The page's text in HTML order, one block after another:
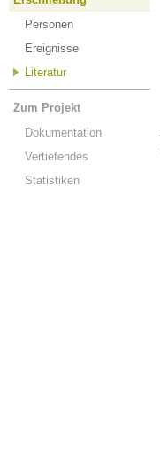
Personen
Ereignisse
Literatur
Zum Projekt
Dokumentation
Vertiefendes
Statistiken